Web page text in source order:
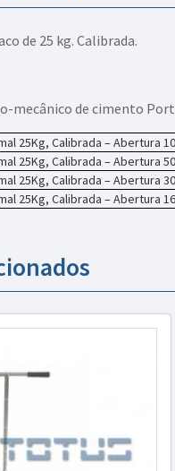
de 25 kg. Calibrada.
mecânico de cimento
25Kg, Calibrada – Abertura
25Kg, Calibrada – Abertura 50
25Kg, Calibrada – Abertura 30
25Kg, Calibrada – Abertura 16